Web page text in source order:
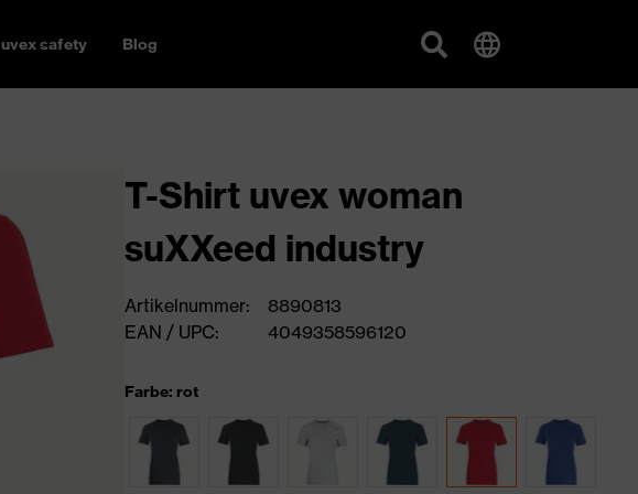
uvex safety Blog
T-Shirt uvex woman
suXXeed industry
Artikelnummer:
8890813
EAN / UPC:
4049358596120
Farbe: rot